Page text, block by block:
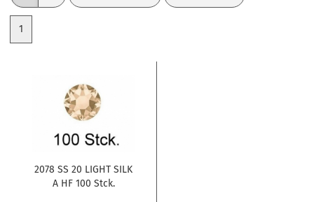
1
2078 SS 20 LIGHT SILK
A HF 100 Stck.